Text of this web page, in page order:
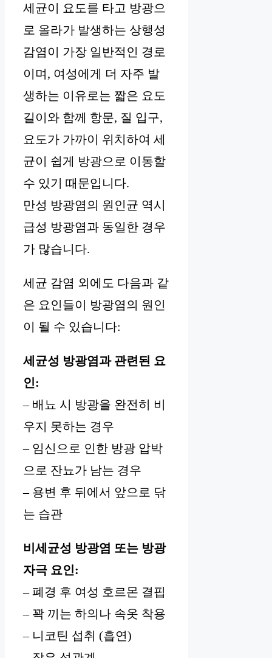
세균이 요도를 타고 방광으
로 올라가 발생하는 상행성
감염이 가장 일반적인 경로
이며, 여성에게 더 자주 발
생하는 이유로는 짧은 요도
길이와 함께 항문, 질 입구,
요도가 가까이 위치하여 세
균이 쉽게 방광으로 이동할
수 있기 때문입니다.
만성 방광염의 원인균 역시
급성 방광염과 동일한 경우
가 많습니다.
세균 감염 외에도 다음과 같
은 요인들이 방광염의 원인
이 될 수 있습니다:
세균성 방광염과 관련된 요
인:
– 배뇨 시 방광을 완전히 비
우지 못하는 경우
– 임신으로 인한 방광 압박
으로 잔뇨가 남는 경우
– 용변 후 뒤에서 앞으로 닦
는 습관
비세균성 방광염 또는 방광
자극 요인:
– 폐경 후 여성 호르몬 결핍
– 꽉 끼는 하의나 속옷 착용
– 니코틴 섭취 (흡연)